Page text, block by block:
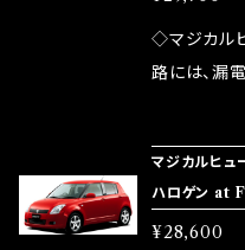
発揮します
ドリング安
など、これ
モータース
品化を果た
が大きい。
中に漏電し
ズが、マジ
ヒューズの
果・接触抵
◇マジカル
路には、漏
路として、
しかし、ヒ
ます。 1.溶接回路であるため、配線と比較し抵抗
マジカルヒ
ハロゲン at
個
¥28,600